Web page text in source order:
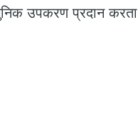
उपकरण प्रदान करता